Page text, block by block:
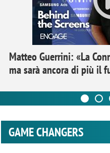
Matteo Guerrini: «La
ma sarà ancora di più il
GAME CHANGERS